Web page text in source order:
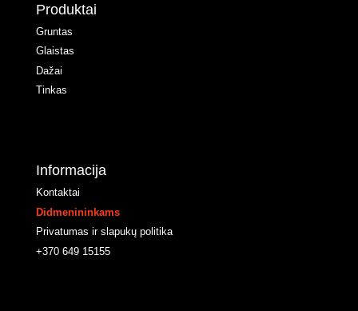
Produktai
Gruntas
Glaistas
Dažai
Tinkas
Informacija
Kontaktai
Didmenininkams
Privatumas ir slapukų politika
+370 649 15155